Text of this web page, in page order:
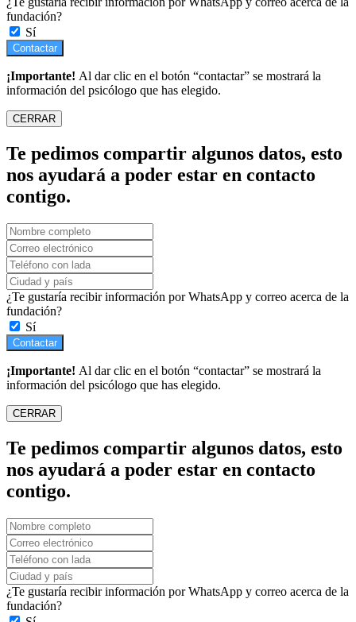
fundación?
Sí
Contactar
¡Importante! Al dar clic en el botón “contactar” se mostrará la
información del psicólogo que has elegido.
CERRAR
Te pedimos compartir algunos datos, esto
nos ayudará a poder estar en contacto
contigo.
¿Te gustaría recibir información por WhatsApp y correo acerca de la
fundación?
Sí
Contactar
¡Importante! Al dar clic en el botón “contactar” se mostrará la
información del psicólogo que has elegido.
CERRAR
Te pedimos compartir algunos datos, esto
nos ayudará a poder estar en contacto
contigo.
¿Te gustaría recibir información por WhatsApp y correo acerca de la
fundación?